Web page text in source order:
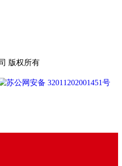
版权所有
苏公网安备 32011202001451号